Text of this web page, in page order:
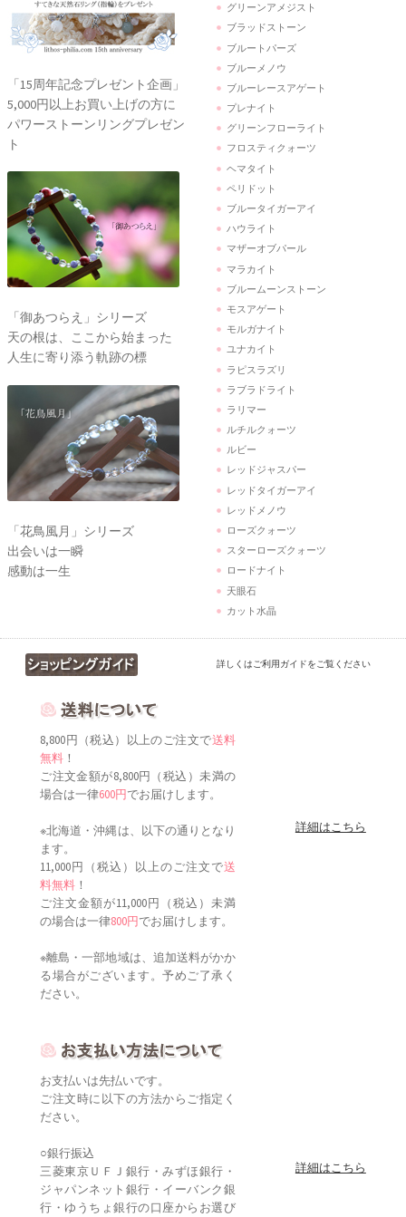
「15周年記念プレゼント企画」
5,000円以上お買い上げの方に
パワーストーンリングプレゼン
ト
「御あつらえ」シリーズ
天の根は、ここから始まった
人生に寄り添う軌跡の標
「花鳥風月」シリーズ
出会いは一瞬
感動は一生
グリーンアメジスト
ブラッドストーン
ブルートパーズ
ブルーメノウ
ブルーレースアゲート
プレナイト
グリーンフローライト
フロスティクォーツ
ヘマタイト
ペリドット
ブルータイガーアイ
ハウライト
マザーオブパール
マラカイト
ブルームーンストーン
モスアゲート
モルガナイト
ユナカイト
ラピスラズリ
ラブラドライト
ラリマー
ルチルクォーツ
ルビー
レッドジャスパー
レッドタイガーアイ
レッドメノウ
ローズクォーツ
スターローズクォーツ
ロードナイト
天眼石
カット水晶
詳しくはご利用ガイドをご覧ください
8,800円（税込）以上のご注文で送料
無料 ！
ご注文金額が8,800円（税込）未満の
場合は一律600円でお届けします。
※北海道・沖縄は、以下の通りとなり
ます。
11,000円（税込）以上のご注文で送
料無料 ！
ご注文金額が11,000円（税込）未満
の場合は一律800円でお届けします。
※離島・一部地域は、追加送料がかか
る場合がございます。予めご了承く
ださい。
詳細はこちら
お支払いは先払いです。
ご注文時に以下の方法からご指定く
ださい。
○銀行振込
三菱東京ＵＦＪ銀行・みずほ銀行・
ジャパンネット銀行・イーバンク銀
行・ゆうちょ銀行の口座からお選び
詳細はこちら